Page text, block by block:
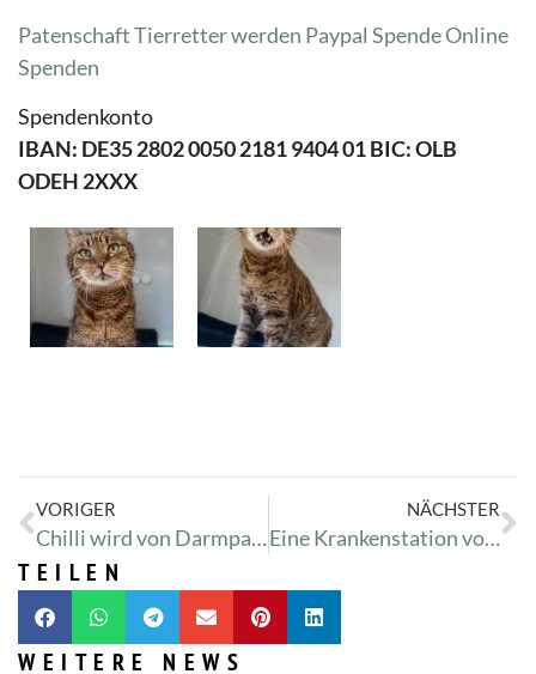
Patenschaft Tierretter werden Paypal SpendeOnline
Spenden
Spendenkonto
IBAN: DE35 2802 0050 2181 9404 01 BIC: OLB
ODEH 2XXX
VORIGER
Chilli wird von Darmparasiten gequält
NÄCHSTER
Eine Krankenstation voller Welpen
TEILEN
WEITERE NEWS